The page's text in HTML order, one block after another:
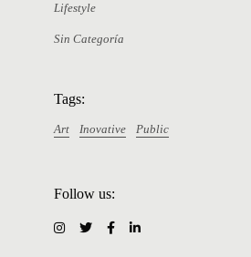
Lifestyle
Sin Categoría
Tags:
Art Inovative Public
Follow us: